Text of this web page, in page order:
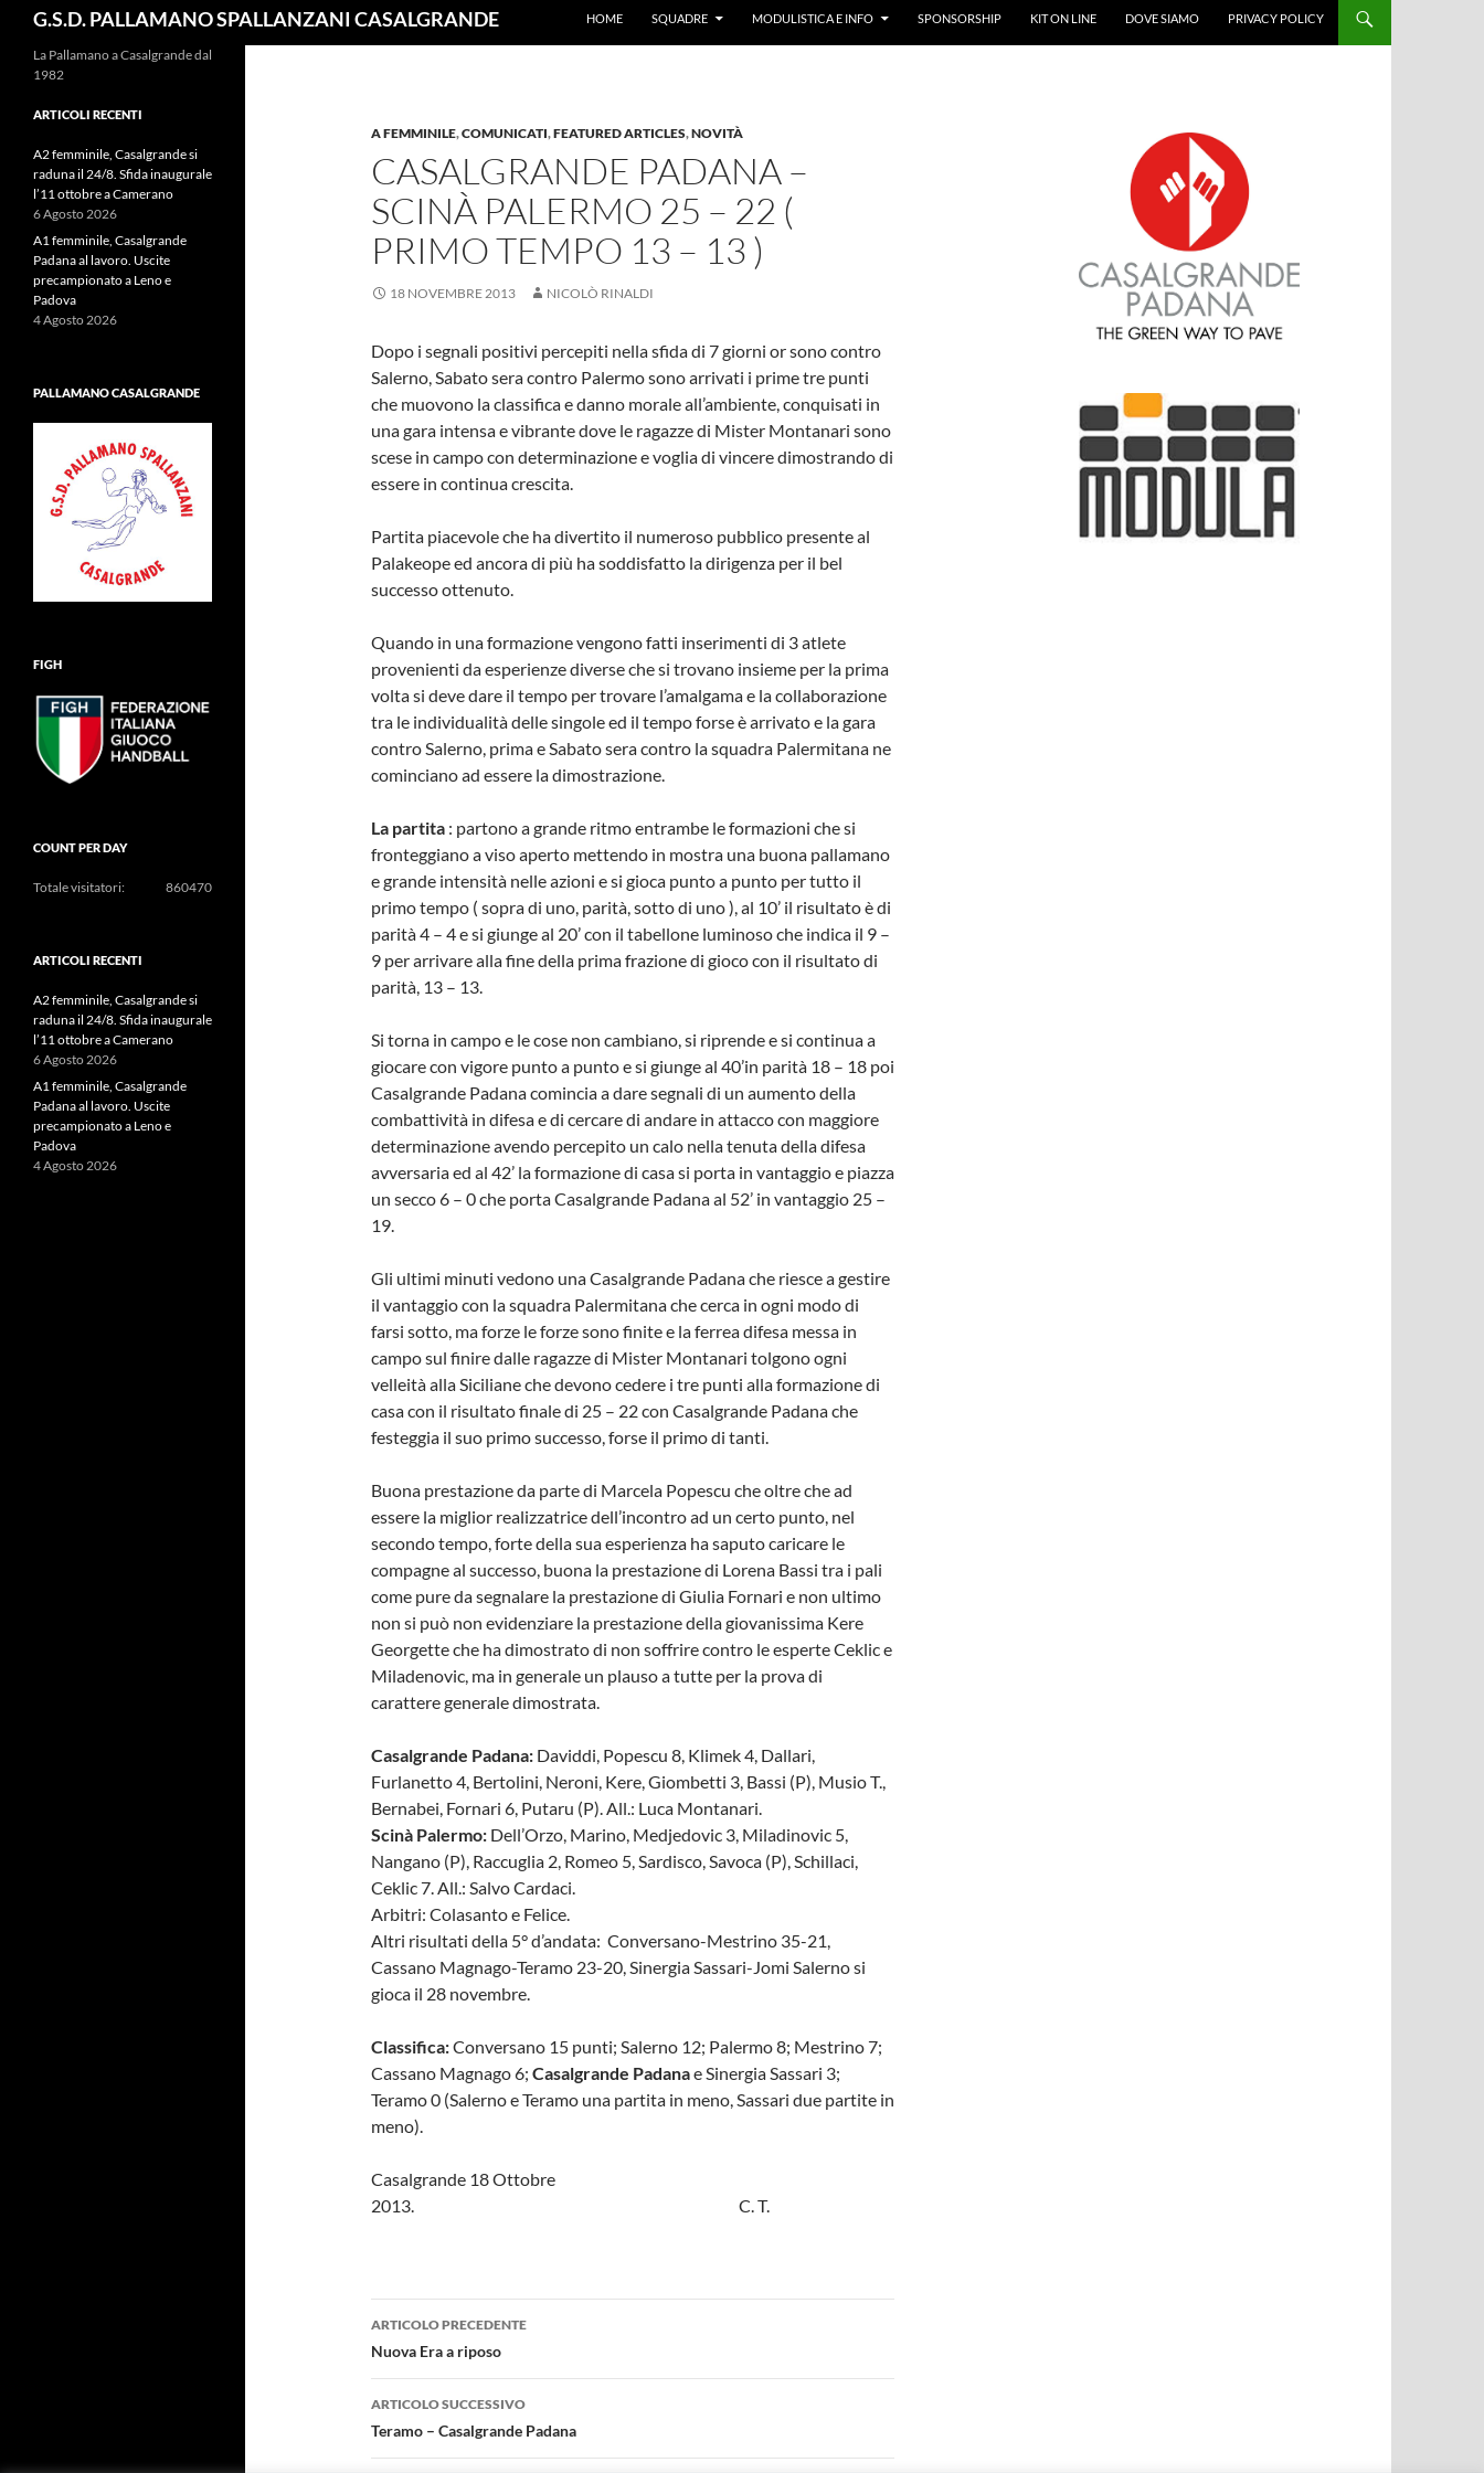
G.S.D. PALLAMANO SPALLANZANI CASALGRANDE HOME SQUADRE MODULISTICA E INFO SPONSORSHIP KIT ON LINE DOVE SIAMO PRIVACY POLICY
A FEMMINILE,COMUNICATI,FEATURED ARTICLES,NOVITÀ
CASALGRANDE PADANA –
SCINÀ PALERMO 25 – 22 (
PRIMO TEMPO 13 – 13 )
18 NOVEMBRE 2013 NICOLÒ RINALDI
Dopo i segnali positivi percepiti nella sfida di 7 giorni or sono contro
Salerno, Sabato sera contro Palermo sono arrivati i prime tre punti
che muovono la classifica e danno morale all’ambiente, conquisati in
una gara intensa e vibrante dove le ragazze di Mister Montanari sono
scese in campo con determinazione e voglia di vincere dimostrando di
essere in continua crescita.
Partita piacevole che ha divertito il numeroso pubblico presente al
Palakeope ed ancora di più ha soddisfatto la dirigenza per il bel
successo ottenuto.
Quando in una formazione vengono fatti inserimenti di 3 atlete
provenienti da esperienze diverse che si trovano insieme per la prima
volta si deve dare il tempo per trovare l’amalgama e la collaborazione
tra le individualità delle singole ed il tempo forse è arrivato e la gara
contro Salerno, prima e Sabato sera contro la squadra Palermitana ne
cominciano ad essere la dimostrazione.
La partita : partono a grande ritmo entrambe le formazioni che si
fronteggiano a viso aperto mettendo in mostra una buona pallamano
e grande intensità nelle azioni e si gioca punto a punto per tutto il
primo tempo ( sopra di uno, parità, sotto di uno ), al 10’ il risultato è di
parità 4 – 4 e si giunge al 20’ con il tabellone luminoso che indica il 9 –
9 per arrivare alla fine della prima frazione di gioco con il risultato di
parità, 13 – 13.
Si torna in campo e le cose non cambiano, si riprende e si continua a
giocare con vigore punto a punto e si giunge al 40’in parità 18 – 18 poi
Casalgrande Padana comincia a dare segnali di un aumento della
combattività in difesa e di cercare di andare in attacco con maggiore
determinazione avendo percepito un calo nella tenuta della difesa
avversaria ed al 42’ la formazione di casa si porta in vantaggio e piazza
un secco 6 – 0 che porta Casalgrande Padana al 52’ in vantaggio 25 –
19.
Gli ultimi minuti vedono una Casalgrande Padana che riesce a gestire
il vantaggio con la squadra Palermitana che cerca in ogni modo di
farsi sotto, ma forze le forze sono finite e la ferrea difesa messa in
campo sul finire dalle ragazze di Mister Montanari tolgono ogni
velleità alla Siciliane che devono cedere i tre punti alla formazione di
casa con il risultato finale di 25 – 22 con Casalgrande Padana che
festeggia il suo primo successo, forse il primo di tanti.
Buona prestazione da parte di Marcela Popescu che oltre che ad
essere la miglior realizzatrice dell’incontro ad un certo punto, nel
secondo tempo, forte della sua esperienza ha saputo caricare le
compagne al successo, buona la prestazione di Lorena Bassi tra i pali
come pure da segnalare la prestazione di Giulia Fornari e non ultimo
non si può non evidenziare la prestazione della giovanissima Kere
Georgette che ha dimostrato di non soffrire contro le esperte Ceklic e
Miladenovic, ma in generale un plauso a tutte per la prova di
carattere generale dimostrata.
Casalgrande Padana: Daviddi, Popescu 8, Klimek 4, Dallari,
Furlanetto 4, Bertolini, Neroni, Kere, Giombetti 3, Bassi (P), Musio T.,
Bernabei, Fornari 6, Putaru (P). All.: Luca Montanari.
Scinà Palermo: Dell’Orzo, Marino, Medjedovic 3, Miladinovic 5,
Nangano (P), Raccuglia 2, Romeo 5, Sardisco, Savoca (P), Schillaci,
Ceklic 7. All.: Salvo Cardaci.
Arbitri: Colasanto e Felice.
Altri risultati della 5° d’andata: Conversano-Mestrino 35-21,
Cassano Magnago-Teramo 23-20, Sinergia Sassari-Jomi Salerno si
gioca il 28 novembre.
Classifica:Conversano 15 punti; Salerno 12; Palermo 8; Mestrino 7;
Cassano Magnago 6; Casalgrande Padanae Sinergia Sassari 3;
Teramo 0 (Salerno e Teramo una partita in meno, Sassari due partite in
meno).
Casalgrande 18 Ottobre
2013. C. T.
Navigazione
articolo
ARTICOLO PRECEDENTE
Nuova Era a riposo
ARTICOLO SUCCESSIVO
Teramo – Casalgrande Padana
La Pallamano a Casalgrande dal
1982
ARTICOLI RECENTI
A2 femminile, Casalgrande si
raduna il 24/8. Sfida inaugurale
l’11 ottobre a Camerano
6 Agosto 2026
A1 femminile, Casalgrande
Padana al lavoro. Uscite
precampionato a Leno e
Padova
4 Agosto 2026
PALLAMANO CASALGRANDE
FIGH
COUNT PER DAY
860470
Totale visitatori:
ARTICOLI RECENTI
A2 femminile, Casalgrande si
raduna il 24/8. Sfida inaugurale
l’11 ottobre a Camerano
6 Agosto 2026
A1 femminile, Casalgrande
Padana al lavoro. Uscite
precampionato a Leno e
Padova
4 Agosto 2026